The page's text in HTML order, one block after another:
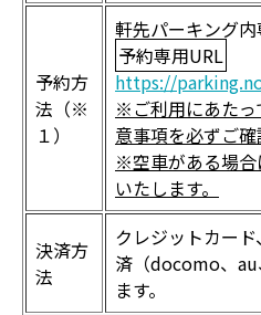
予約方
法（※
１）
軒先パーキング
予約専用URL
https://
※ご利用にあたっ
意事項を必ずご確
※空車がある場合
いたします。
決済方
法
クレジットカー
済（docomo、
ます。